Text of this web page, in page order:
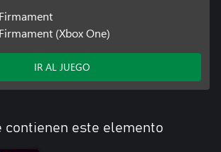
(Xbox One)
IR AL JUEGO
contienen este elemento